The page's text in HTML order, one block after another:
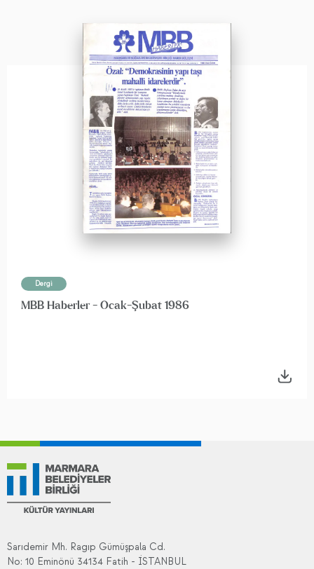
Dergi
MBB Haberler - Ocak-Şubat 1986
Sarıdemir Mh. Ragıp Gümüşpala Cd.
No: 10 Eminönü 34134 Fatih - İSTANBUL